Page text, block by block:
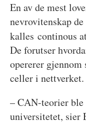
En av de mest
nevrovitenskap
kalles continous
De forutser
opererer
celler i nettverket.
– CAN-teorier
universitetet, sier